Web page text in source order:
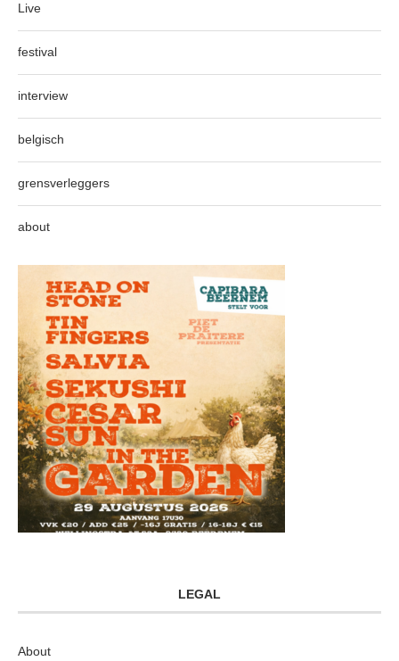
Live
festival
interview
belgisch
grensverleggers
about
LEGAL
About